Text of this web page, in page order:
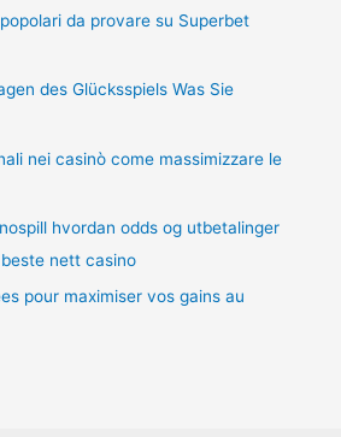
da provare su Superbet
des Glücksspiels Was Sie
nei casinò come massimizzare le
hvordan odds og utbetalinger
nett casino
pour maximiser vos gains au